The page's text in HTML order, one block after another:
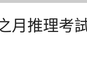
月推理考